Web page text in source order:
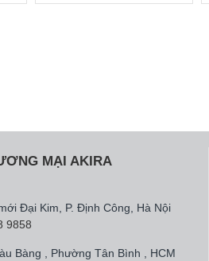
MẠI AKIRA
Đại Kim, P. Định Công, Hà Nội
9858
Bàng , Phường Tân Bình , HCM